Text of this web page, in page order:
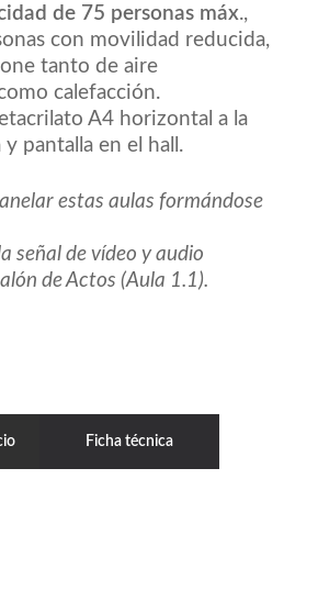
de 75 personas máx.,
con movilidad reducida,
tanto de aire
calefacción.
A4 horizontal a la
pantalla en el hall.
estas aulas formándose
señal de vídeo y audio
de Actos (Aula 1.1).
Ficha técnica